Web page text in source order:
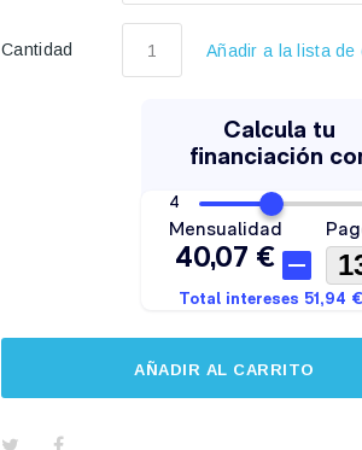
Cantidad Añadir a la lista de
AÑADIR AL CARRITO